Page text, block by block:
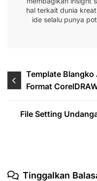
hal terkait dunia
ide selalu punya
Navigasi
pos
Template Blangko
Format
File Setting
Tinggalkan